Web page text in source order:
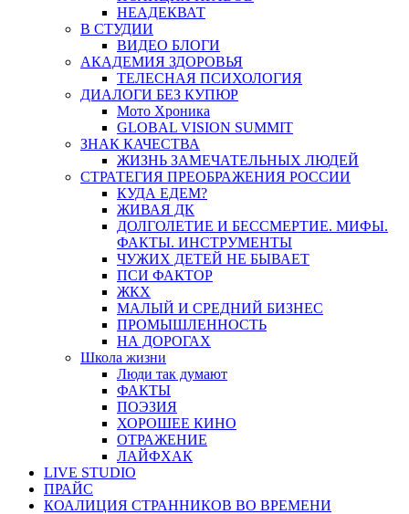
НЕАДЕКВАТ
В СТУДИИ
ВИДЕО БЛОГИ
АКАДЕМИЯ ЗДОРОВЬЯ
ТЕЛЕСНАЯ ПСИХОЛОГИЯ
ДИАЛОГИ БЕЗ КУПЮР
Мото Хроника
GLOBAL VISION SUMMIT
ЗНАК КАЧЕСТВА
ЖИЗНЬ ЗАМЕЧАТЕЛЬНЫХ ЛЮДЕЙ
СТРАТЕГИЯ ПРЕОБРАЖЕНИЯ РОССИИ
КУДА ЕДЕМ?
ЖИВАЯ ДК
ДОЛГОЛЕТИЕ И БЕССМЕРТИЕ. МИФЫ.
ФАКТЫ. ИНСТРУМЕНТЫ
ЧУЖИХ ДЕТЕЙ НЕ БЫВАЕТ
ПСИ ФАКТОР
ЖКХ
МАЛЫЙ И СРЕДНИЙ БИЗНЕС
ПРОМЫШЛЕННОСТЬ
НА ДОРОГАХ
Школа жизни
Люди так думают
ФАКТЫ
ПОЭЗИЯ
ХОРОШЕЕ КИНО
ОТРАЖЕНИЕ
ЛАЙФХАК
LIVE STUDIO
ПРАЙС
КОАЛИЦИЯ СТРАННИКОВ ВО ВРЕМЕНИ